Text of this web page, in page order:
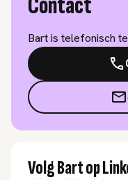
Bart is telefonisch
Volg Bart op